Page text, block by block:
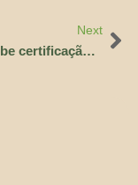
Next
CAC recebe certificação junto ao Conselho Municipal dos Direitos da Criança e do Adolescente